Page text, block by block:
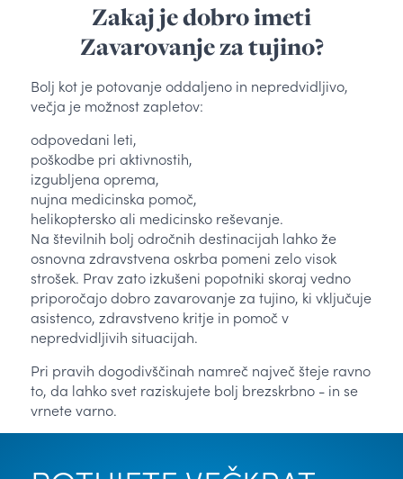
Zakaj je dobro imeti
Zavarovanje za tujino?
Bolj kot je potovanje oddaljeno in nepredvidljivo,
večja je možnost zapletov:
odpovedani leti,
poškodbe pri aktivnostih,
izgubljena oprema,
nujna medicinska pomoč,
helikoptersko ali medicinsko reševanje.
Na številnih bolj odročnih destinacijah lahko že
osnovna zdravstvena oskrba pomeni zelo visok
strošek. Prav zato izkušeni popotniki skoraj vedno
priporočajo dobro zavarovanje za tujino, ki vključuje
asistenco, zdravstveno kritje in pomoč v
nepredvidljivih situacijah.
Pri pravih dogodivščinah namreč največ šteje ravno
to, da lahko svet raziskujete bolj brezskrbno - in se
vrnete varno.